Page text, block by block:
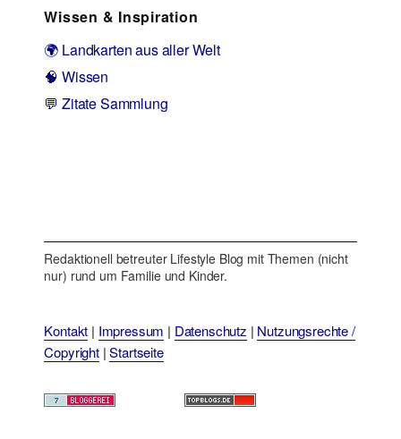
Wissen & Inspiration
🌍 Landkarten aus aller Welt
🧠 Wissen
💬 Zitate Sammlung
Redaktionell betreuter Lifestyle Blog mit Themen (nicht
nur) rund um Familie und Kinder.
Kontakt | Impressum | Datenschutz | Nutzungsrechte /
Copyright|Startseite